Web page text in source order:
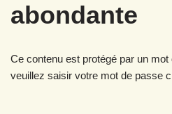
abondante
Ce contenu est protégé par un
veuillez saisir votre mot de passe